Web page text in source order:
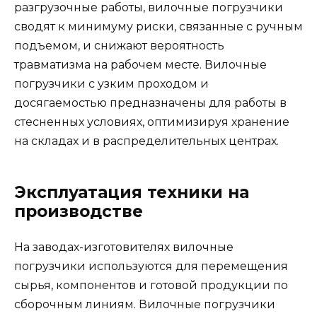
разгрузочные работы, вилочные погрузчики
сводят к минимуму риски, связанные с ручным
подъемом, и снижают вероятность
травматизма на рабочем месте. Вилочные
погрузчики с узким проходом и
досягаемостью предназначены для работы в
стесненных условиях, оптимизируя хранение
на складах и в распределительных центрах.
Эксплуатация техники на
производстве
На заводах-изготовителях вилочные
погрузчики используются для перемещения
сырья, компонентов и готовой продукции по
сборочным линиям. Вилочные погрузчики